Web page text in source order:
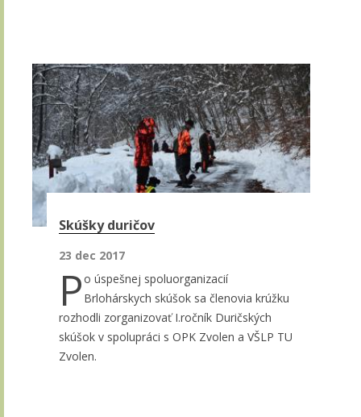
Skúšky duričov
23 dec 2017
Po úspešnej spoluorganizacií
Brlohárskych skúšok sa členovia krúžku
rozhodli zorganizovať I.ročník Duričských
skúšok v spolupráci s OPK Zvolen a VŠLP TU
Zvolen.